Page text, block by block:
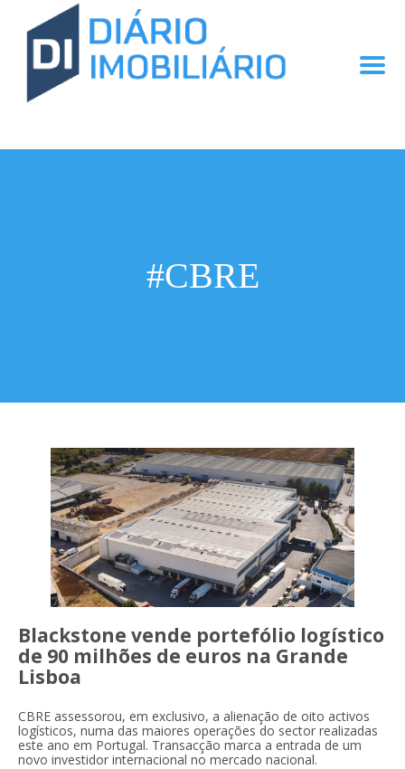
#CBRE
Blackstone vende portefólio logístico
de 90 milhões de euros na Grande
Lisboa
CBRE assessorou, em exclusivo, a alienação de oito activos
logísticos, numa das maiores operações do sector realizadas
este ano em Portugal. Transacção marca a entrada de um
novo investidor internacional no mercado nacional.